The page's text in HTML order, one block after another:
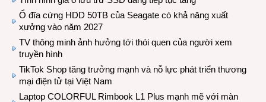
Ổ đĩa cứng HDD 50TB của Seagate có khả năng xuất
xưởng vào năm 2027
TV thông minh ảnh hưởng tới thói quen của người xem
truyền hình
TikTok Shop tăng trưởng mạnh và nỗ lực phát triển thương
mại điện tử tại Việt Nam
Laptop COLORFUL Rimbook L1 Plus mạnh mẽ với màn